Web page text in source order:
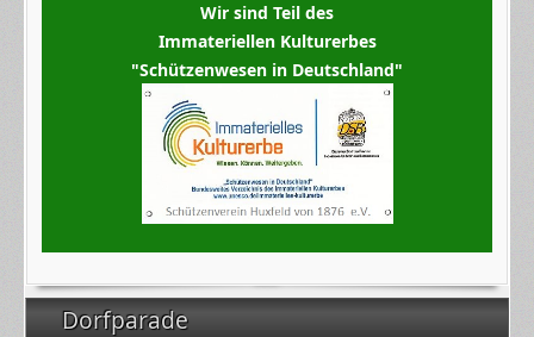
Wir sind Teil des
Immateriellen Kulturerbes
"Schützenwesen in Deutschland"
Dorfparade